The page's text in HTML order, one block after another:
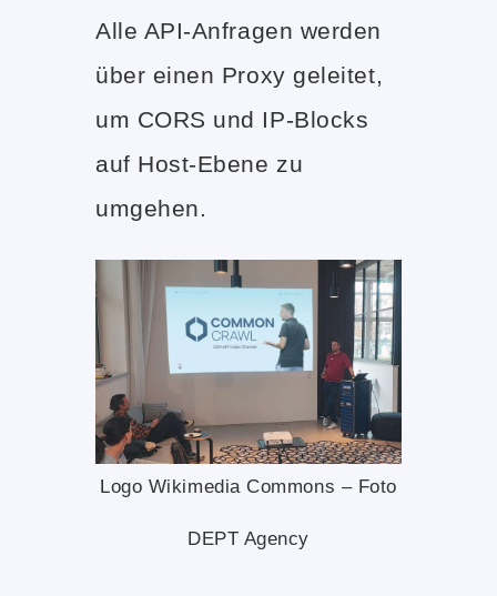
Alle API-Anfragen werden
über einen Proxy geleitet,
um CORS und IP-Blocks
auf Host-Ebene zu
umgehen.
Logo Wikimedia Commons – Foto
DEPT Agency